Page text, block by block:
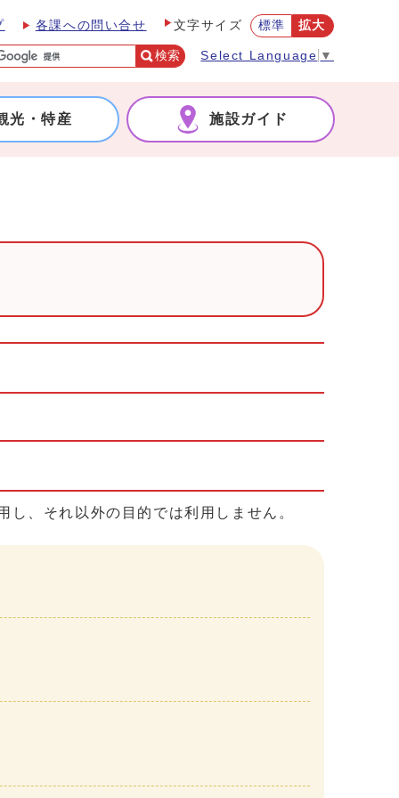
各課への問い合せ 文字サイズ 標準 拡大
検索 Select Language ▼
光・特産 施設ガイド
、それ以外の目的では利用しません。